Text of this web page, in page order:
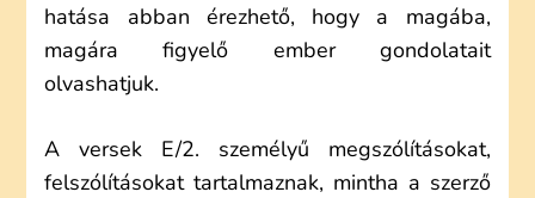
hatása abban érezhető, hogy a magába,
magára figyelő ember gondolatait
olvashatjuk.
A versek E/2. személyű megszólításokat,
felszólításokat tartalmaznak, mintha a szerző